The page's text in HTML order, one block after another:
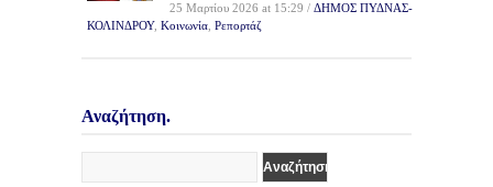
25 Μαρτίου 2026 at 15:29 / ΔΗΜΟΣ ΠΥΔΝΑΣ-
ΚΟΛΙΝΔΡΟΥ, Κοινωνία Ρεπορτάζ
Αναζήτηση.